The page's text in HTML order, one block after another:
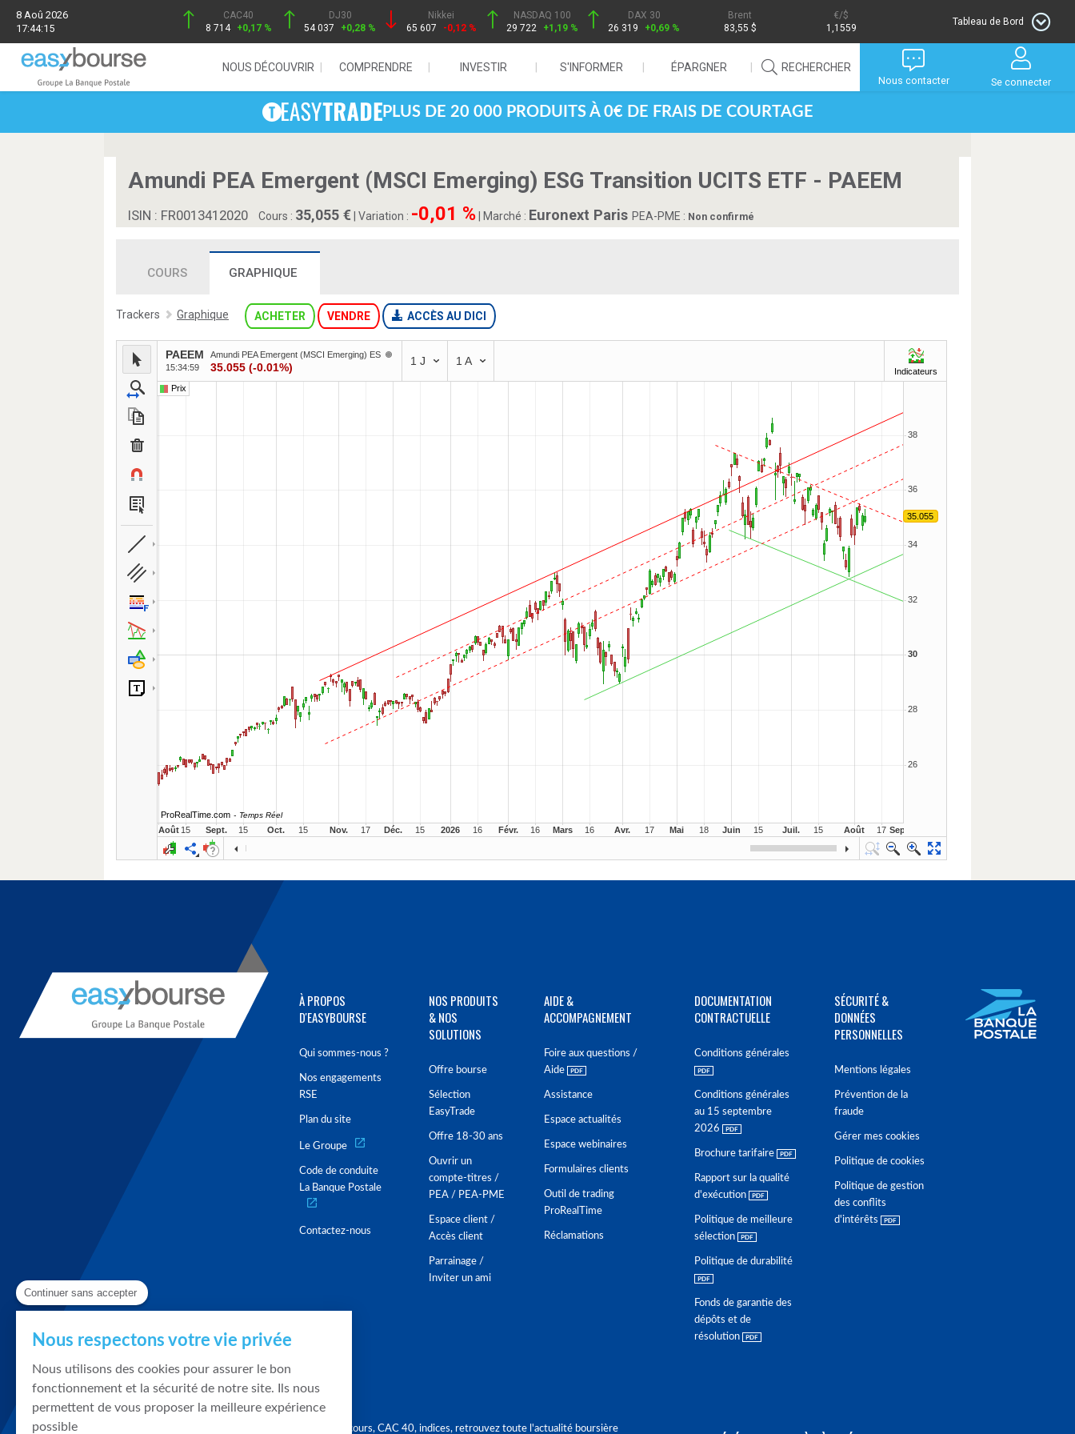
8 Aoû 2026
17:44:15
CAC40
8 714 +0,17 %
DJ30
54 037
+0,28 %
Nikkei
65 607
-0,12 %
NASDAQ 100
29 722
+1,19 %
DAX 30
26 319
+0,69 %
Brent
83,55 $
/$
1,1559
Tableau de Bord
NOUS DÉCOUVRIR COMPRENDRE INVESTIR S'INFORMER ÉPARGNER RECHERCHER
Nous contacter Se connecter
PLUS DE 20 000 PRODUITS À 0€ DE FRAIS DE COURTAGE
Amundi PEA Emergent (MSCI Emerging) ESG Transition UCITS ETF - PAEEM
ISIN : FR0013412020 Cours : 35,055 Variation : -0,01 % Marché : Euronext Paris PEA-PME : Non confirmé
COURS GRAPHIQUE
Trackers Graphique ACHETER VENDRE ACCÈS AU DICI
À PROPOS
D'EASYBOURSE
Qui sommes-nous ?
Nos engagements
RSE
Plan du site
Le Groupe
Code de conduite
La Banque Postale
Contactez-nous
NOS PRODUITS
& NOS
SOLUTIONS
Offre bourse
Sélection
EasyTrade
Offre 18-30 ans
Ouvrir un
compte-titres /
PEA / PEA-PME
Espace client /
Accès client
Parrainage /
Inviter un ami
AIDE &
ACCOMPAGNEMENT
Foire aux questions /
Aide
Assistance
Espace actualités
Espace webinaires
Formulaires clients
Outil de trading
ProRealTime
Réclamations
DOCUMENTATION
CONTRACTUELLE
Conditions générales
Conditions générales
au 15 septembre
2026
Brochure tarifaire
Rapport sur la qualité
d'exécution
Politique de meilleure
sélection
Politique de durabilité
Fonds de garantie des
dépôts et de
résolution
SÉCURITÉ &
DONNÉES
PERSONNELLES
Mentions légales
Prévention de la
fraude
Gérer mes cookies
Politique de cookies
Politique de gestion
des conflits
d'intérêts
Graphique, cours, CAC 40, indices, retrouvez toute l'actualité boursière
Continuer sans accepter
Nous respectons votre vie privée
Nous utilisons des cookies pour assurer le bon
fonctionnement et la sécurité de notre site. Ils nous
permettent de vous proposer la meilleure expérience
possible